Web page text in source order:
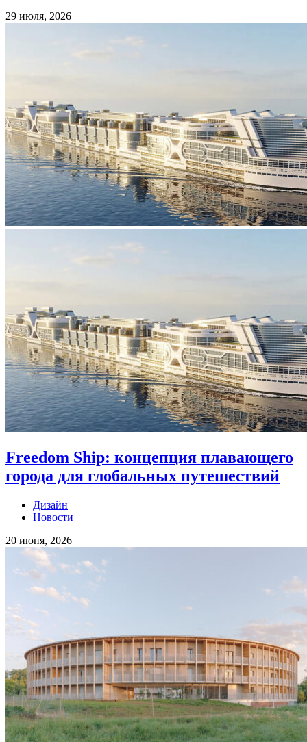
29 июля, 2026
Freedom Ship: концепция плавающего
города для глобальных путешествий
Дизайн
Новости
20 июня, 2026